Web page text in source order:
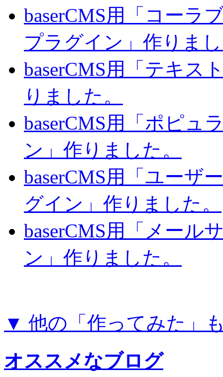
baserCMS用「コーラ
プラグイン」作りま
baserCMS用「テキス
りました。
baserCMS用「ポピュ
ン」作りました。
baserCMS用「ユーザ
グイン」作りました。
baserCMS用「メール
ン」作りました。
▼ 他の「作ってみた」
オススメなブログ